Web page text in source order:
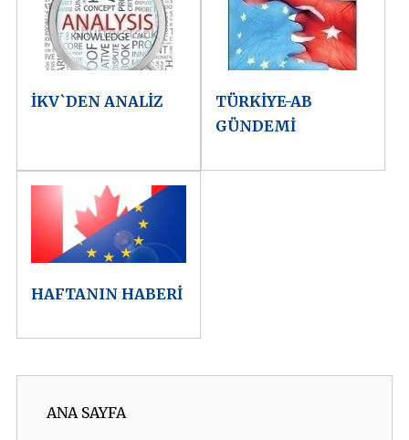
İKV`DEN ANALİZ
TÜRKİYE-AB
GÜNDEMİ
HAFTANIN HABERİ
ANA SAYFA